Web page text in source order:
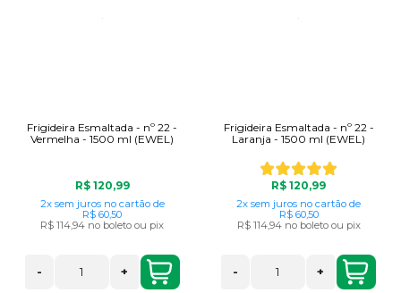
Frigideira Esmaltada - nº 22 -
Vermelha - 1500 ml (EWEL)
R$ 120,99
2x sem juros no cartãode
R$ 60,50
R$ 114,94 no boleto ou pix
- +
Frigideira Esmaltada - nº 22 -
Laranja - 1500 ml (EWEL)
R$ 120,99
2x sem juros no cartão de
R$ 60,50
R$ 114,94 no boleto ou pix
- +